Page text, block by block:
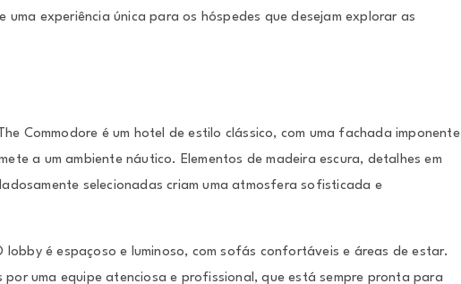
experiência única para os hóspedes que desejam explorar as
Commodore é um hotel de estilo clássico, com uma fachada imponente
a um ambiente náutico. Elementos de madeira escura, detalhes em
selecionadas criam uma atmosfera sofisticada e
lobby é espaçoso e luminoso, com sofás confortáveis e áreas de estar.
por uma equipe atenciosa e profissional, que está sempre pronta para